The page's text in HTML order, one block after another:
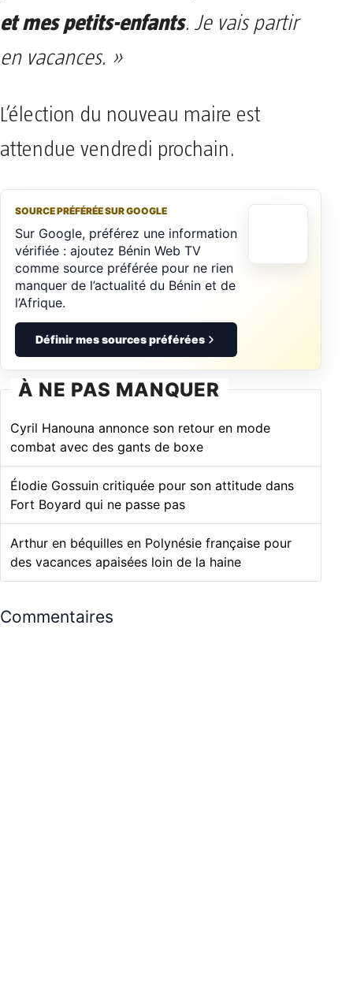
et mes petits-enfants. Je vais partir
en vacances. »
L’élection du nouveau maire est
attendue vendredi prochain.
SOURCE PRÉFÉRÉE SUR GOOGLE
Sur Google, préférez une information
vérifiée : ajoutez Bénin Web TV
comme source préférée pour ne rien
manquer de l’actualité du Bénin et de
l’Afrique.
Définir mes sources préférées
À NE PAS MANQUER
Cyril Hanouna annonce son retour en mode
combat avec des gants de boxe
Élodie Gossuin critiquée pour son attitude dans
Fort Boyard qui ne passe pas
Arthur en béquilles en Polynésie française pour
des vacances apaisées loin de la haine
Commentaires